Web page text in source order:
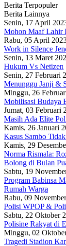
Berita Terpopuler
Berita Lainnya
Senin, 17 April
Mohon Maaf Lahir
Rabu, 05 April
Work in Silence
Senin, 13 Maret
Hukum Vs Netizen
Senin, 27 Februari
Menunggu Janji &
Minggu, 26
Mobilisasi Budaya
Jumat, 03 Februari
Masih Ada Elite
Kamis, 26 Januari
Kasus Sambo
Kamis, 29
Norma Rismala:
Bolong di Bulan
Sabtu, 19
Program Babinsa
Rumah Warga
Rabu, 09
Polisi WPOP &
Sabtu, 22 Oktober
Polisine Rakyat di
Minggu, 02
Tragedi Stadion